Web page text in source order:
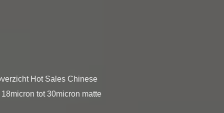
tot 30micron matte